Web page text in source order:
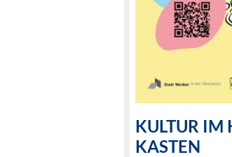
KULTUR IM
KASTEN